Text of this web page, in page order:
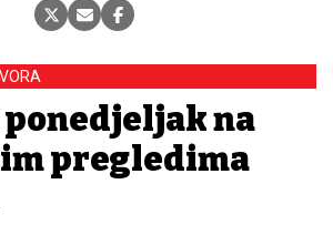
na
pregledima